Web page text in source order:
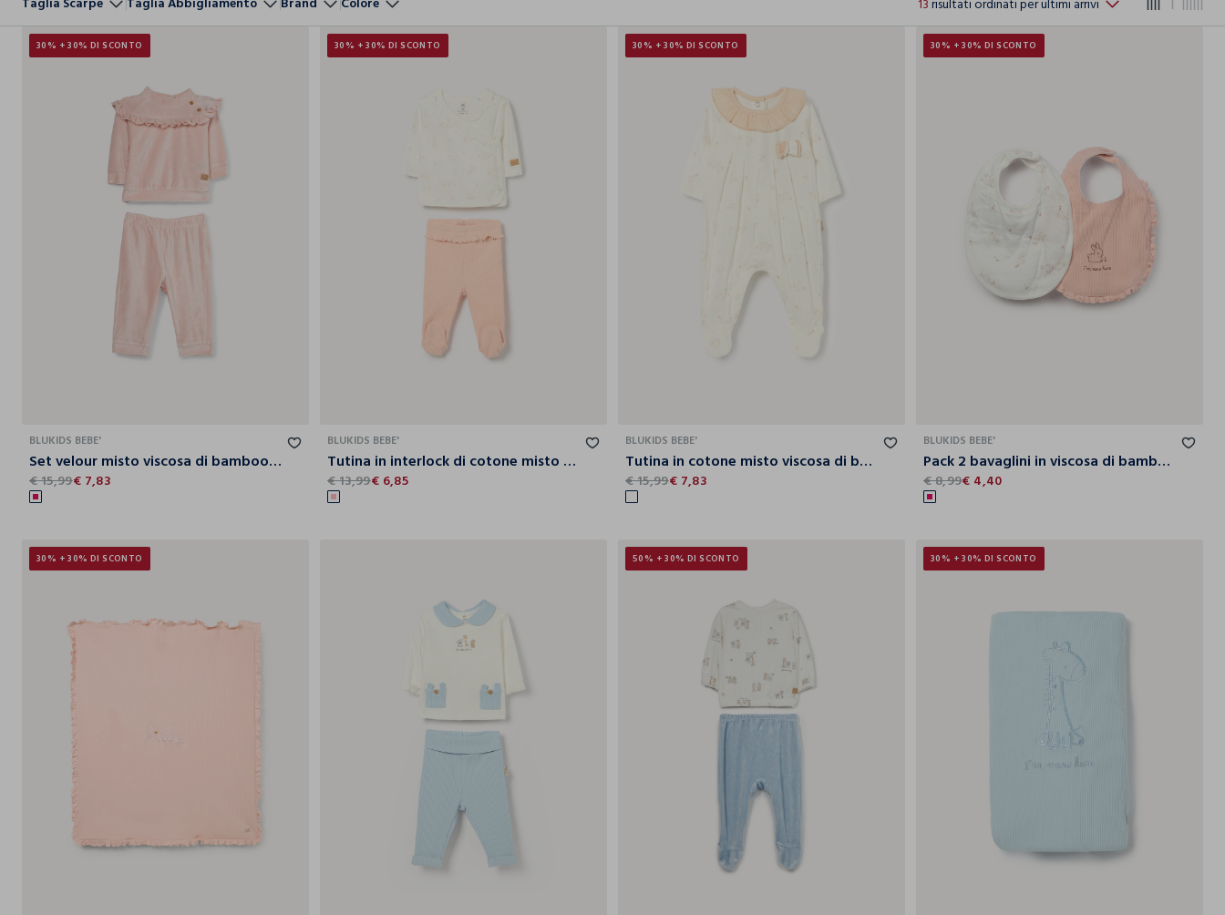
30% + 30% DI SCONTO
BLUKIDS BEBE'
Set velour misto viscosa di bamboo neonata
€ 15,99€ 7,83
30% + 30% DI SCONTO
BLUKIDS BEBE'
Tutina in interlock di cotone misto viscosa neonata
€ 13,99€ 6,85
30% + 30% DI SCONTO
BLUKIDS BEBE'
Tutina in cotone misto viscosa di bamboo neonata
€ 15,99€ 7,83
30% + 30% DI SCONTO
BLUKIDS BEBE'
Pack 2 bavaglini in viscosa di bamboo misto cotone neonata
€ 8,99€ 4,40
30% + 30% DI SCONTO 50% + 30% DI SCONTO 30% + 30% DI SCONTO